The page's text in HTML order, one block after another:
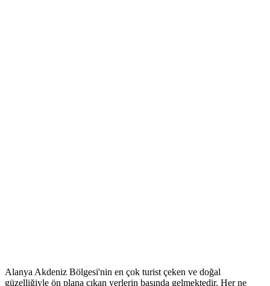
Alanya Akdeniz Bölgesi'nin en çok turist çeken ve doğal
güzelliğiyle ön plana çıkan yerlerin başında gelmektedir. Her ne